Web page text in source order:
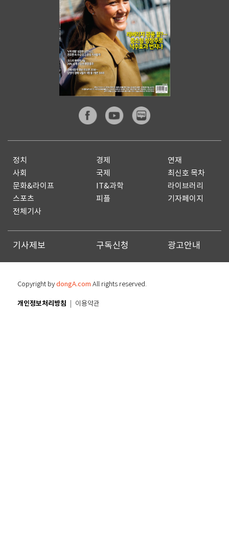
정치 경제
연재
사회
국제
최신호 목차
문화&라이프
IT&과학
라이브러리
스포츠
피플
기자페이지
전체기사
기사제보 구독신청 광고안내
Copyright bydongA.com All rights reserved.
개인정보처리방침 이용약관